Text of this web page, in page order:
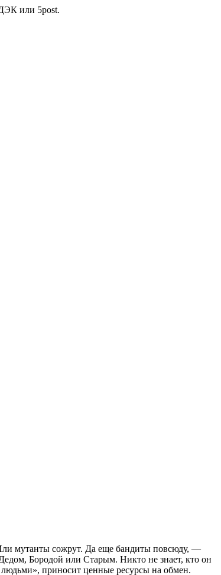
или 5post.
Или мутанты сожрут. Да еще бандиты повсюду, —
Бородой или Старым. Никто не знает, кто он
приносит ценные ресурсы на обмен.